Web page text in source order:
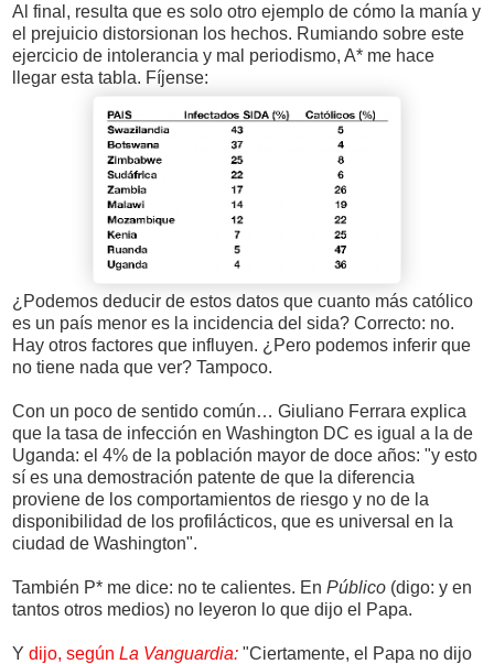
Al final, resulta que es solo otro ejemplo de cómo la manía y
el prejuicio distorsionan los hechos. Rumiando sobre este
ejercicio de intolerancia y mal periodismo, A* me hace
llegar esta tabla. Fíjense:
¿Podemos deducir de estos datos que cuanto más católico
es un país menor es la incidencia del sida? Correcto: no.
Hay otros factores que influyen. ¿Pero podemos inferir que
no tiene nada que ver? Tampoco.
Con un poco de sentido común… Giuliano Ferrara explica
que la tasa de infección en Washington DC es igual a la de
Uganda: el 4% de la población mayor de doce años: "y esto
sí es una demostración patente de que la diferencia
proviene de los comportamientos de riesgo y no de la
disponibilidad de los profilácticos, que es universal en la
ciudad de Washington".
También P* me dice: no te calientes. En Público (digo: y en
tantos otros medios) no leyeron lo que dijo el Papa.
Y dijo, según La Vanguardia: "Ciertamente, el Papa no dijo